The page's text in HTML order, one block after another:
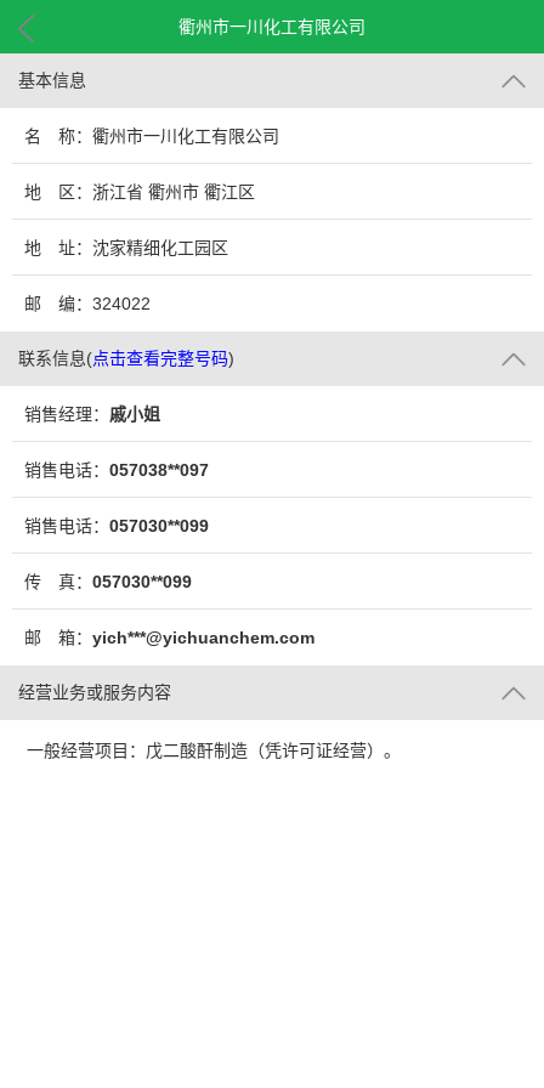
衢州市一川化工有限公司
基本信息
名 称：衢州市一川化工有限公司
地 区：浙江省 衢州市 衢江区
地 址：沈家精细化工园区
邮 编：324022
联系信息(点击查看完整号码)
销售经理： 戚小姐
销售电话： 057038**097
销售电话： 057030**099
传 真： 057030**099
邮 箱： yich***@yichuanchem.com
经营业务或服务内容
一般经营项目：戊二酸酐制造（凭许可证经营）。